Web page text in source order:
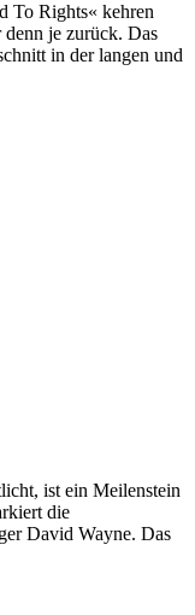
To Rights« kehren
denn je zurück. Das
in der langen und
ist ein Meilenstein
die
David Wayne. Das